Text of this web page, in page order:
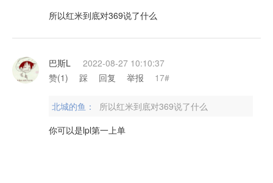
所以红米到底对369说了什么
巴斯L
2022-08-27 10:10:37
赞(1) 踩 回复 举报 17#
北城的鱼：
所以红米到底对369说了什么
你可以是lpl第一上单